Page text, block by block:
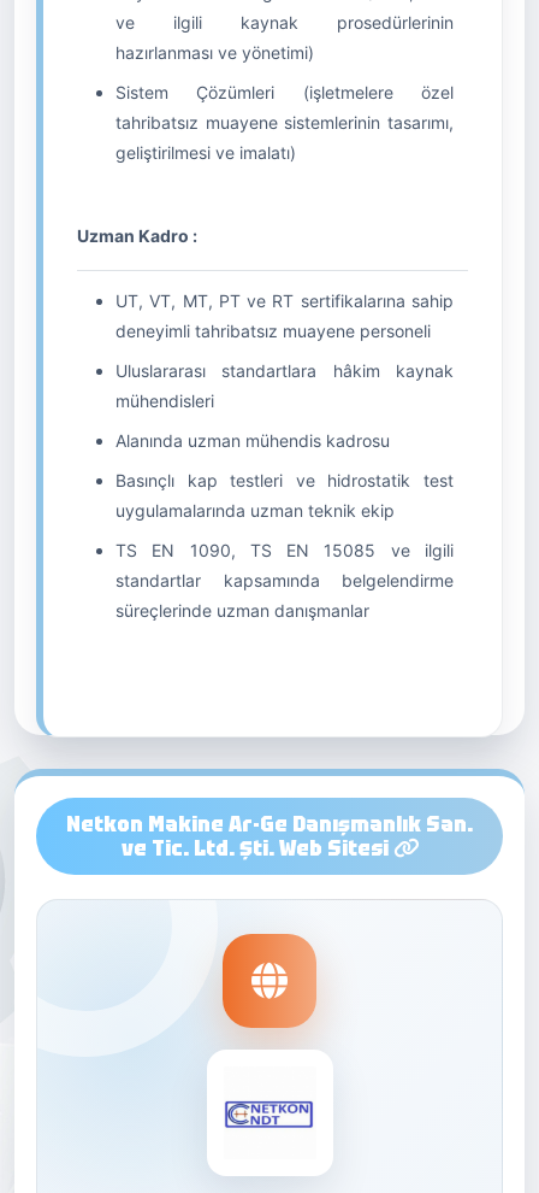
ve ilgili kaynak prosedürlerinin
hazırlanması ve yönetimi)
Sistem Çözümleri (işletmelere özel
tahribatsız muayene sistemlerinin tasarımı,
geliştirilmesi ve imalatı)
Uzman Kadro :
UT, VT, MT, PT ve RT sertifikalarına sahip
deneyimli tahribatsız muayene personeli
Uluslararası standartlara hâkim kaynak
mühendisleri
Alanında uzman mühendis kadrosu
Basınçlı kap testleri ve hidrostatik test
uygulamalarında uzman teknik ekip
TS EN 1090, TS EN 15085 ve ilgili
standartlar kapsamında belgelendirme
süreçlerinde uzman danışmanlar
Netkon Makine Ar-Ge Danışmanlık San.
ve Tic. Ltd. Şti. Web Sitesi